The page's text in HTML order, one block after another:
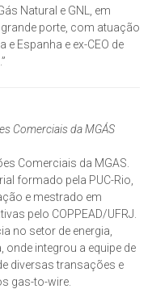
Natural e GNL, em
porte, com atuação
Espanha e ex-CEO de
Comerciais da MGÁS
Comerciais da MGAS.
formado pela PUC-Rio,
e mestrado em
pelo COPPEAD/UFRJ.
no setor de energia,
onde integrou a equipe de
diversas transações e
gas-to-wire.